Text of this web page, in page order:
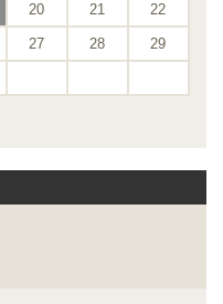
20 21 22
27 28 29